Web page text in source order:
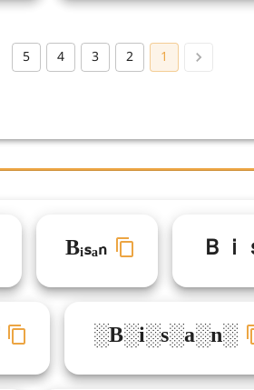
1
2
3
4
5
Ｂ
Bᵢₛₐₙ
░B░i░s░a░n░